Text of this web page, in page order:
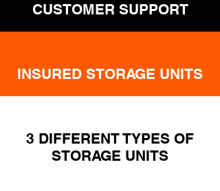
CUSTOMER SUPPORT
INSURED STORAGE UNITS
3 DIFFERENT TYPES OF
STORAGE UNITS